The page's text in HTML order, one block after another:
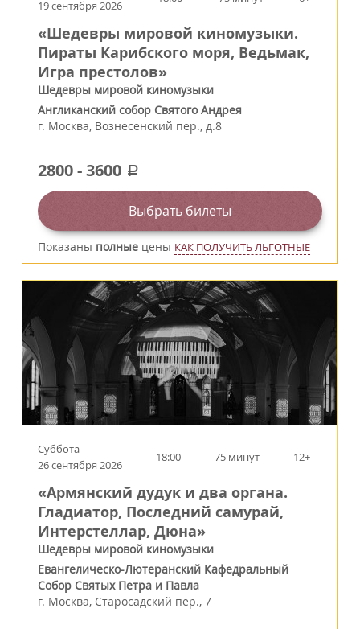
19 сентября 2026
«Шедевры мировой киномузыки.
Пираты Карибского моря, Ведьмак,
Игра престолов»
Шедевры мировой киномузыки
Англиканский собор Святого Андрея
г. Москва, Вознесенский пер., д.8
2800-3600 a
Выбрать билеты
Показаны полные цены КАК ПОЛУЧИТЬ ЛЬГОТНЫЕ
Суббота
26 сентября 2026
18:00 75 минут 12+
«Армянский дудук и два органа.
Гладиатор, Последний самурай,
Интерстеллар, Дюна»
Шедевры мировой киномузыки
Евангелическо-Лютеранский Кафедральный
Собор Святых Петра и Павла
г. Москва, Старосадский пер., 7